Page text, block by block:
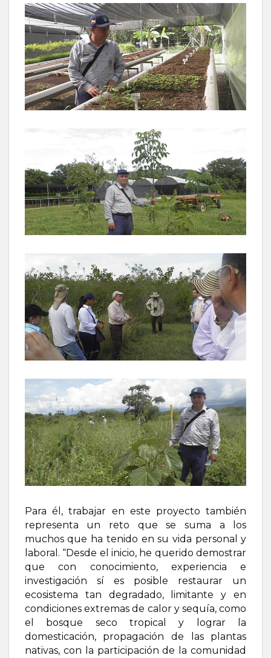
Para él, trabajar en este proyecto también
representa un reto que se suma a los
muchos que ha tenido en su vida personal y
laboral. “Desde el inicio, he querido demostrar
que con conocimiento, experiencia e
investigación sí es posible restaurar un
ecosistema tan degradado, limitante y en
condiciones extremas de calor y sequía, como
el bosque seco tropical y lograr la
domesticación, propagación de las plantas
nativas, con la participación de la comunidad